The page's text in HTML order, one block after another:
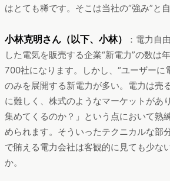
はとても稀です。そこは当社の“強み”と
小林克明さん（以下、小林）
：電力自
した電気を販売する企業“新電力”の数は
700社になります。しかし、“ユーザーに
のみを展開する新電力が多い。電力は売
に難しく、株式のようなマーケットがあ
集めてくるのか？」という点において熟
められます。そういったテクニカルな部
で賄える電力会社は客観的に見ても少な
か。